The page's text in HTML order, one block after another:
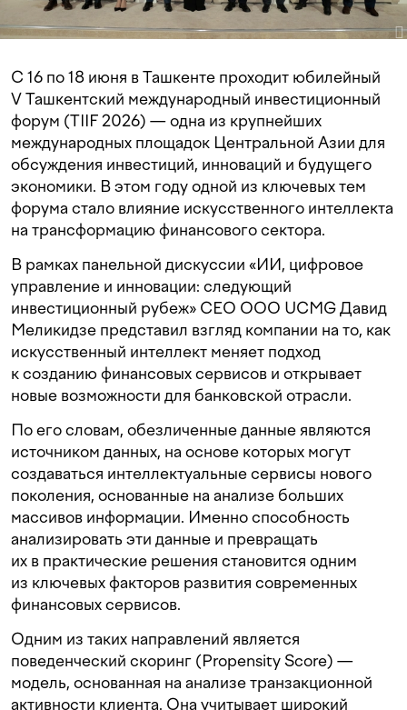
С 16 по 18 июня в Ташкенте проходит юбилейный
V Ташкентский международный инвестиционный
форум (TIIF 2026) — одна из крупнейших
международных площадок Центральной Азии для
обсуждения инвестиций, инноваций и будущего
экономики. В этом году одной из ключевых тем
форума стало влияние искусственного интеллекта
на трансформацию финансового сектора.
В рамках панельной дискуссии «ИИ, цифровое
управление и инновации: следующий
инвестиционный рубеж» CEO OOO UCMG Давид
Меликидзе представил взгляд компании на то, как
искусственный интеллект меняет подход
к созданию финансовых сервисов и открывает
новые возможности для банковской отрасли.
По его словам, обезличенные данные являются
источником данных, на основе которых могут
создаваться интеллектуальные сервисы нового
поколения, основанные на анализе больших
массивов информации. Именно способность
анализировать эти данные и превращать
их в практические решения становится одним
из ключевых факторов развития современных
финансовых сервисов.
Одним из таких направлений является
поведенческий скоринг (Propensity Score) —
модель, основанная на анализе транзакционной
активности клиента. Она учитывает широкий